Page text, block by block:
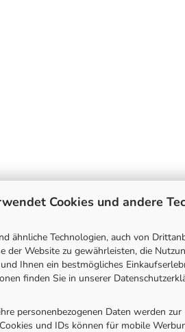
Cookies und andere
ähnliche Technologien, auch von
der Website zu gewährleisten, die
Ihnen ein bestmögliches
finden Sie in unserer
personenbezogenen Daten werden
und IDs können für mobile